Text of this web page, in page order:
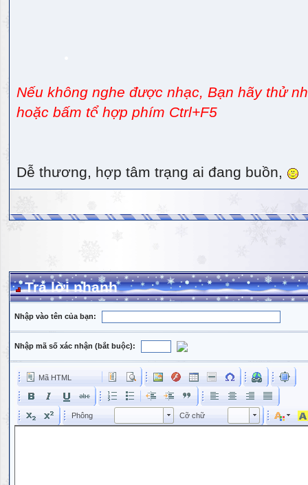
Nếu không nghe được nhạc, Bạn hãy thử
hoặc bấm tổ hợp phím Ctrl+F5
Dễ thương, hợp tâm trạng ai đang buồn,
Trả lời nhanh
Nhập vào tên của bạn:
Nhập mã số xác nhận (bắt buộc):
Mã HTML
Phông Phông Cỡ chữ Kích cỡ phông